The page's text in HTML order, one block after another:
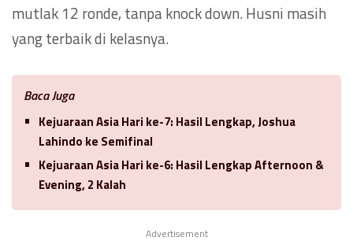
mutlak 12 ronde, tanpa knock down. Husni masih
yang terbaik di kelasnya.
Baca Juga
Kejuaraan Asia Hari ke-7: Hasil Lengkap, Joshua
Lahindo ke Semifinal
Kejuaraan Asia Hari ke-6: Hasil Lengkap Afternoon &
Evening, 2 Kalah
Advertisement